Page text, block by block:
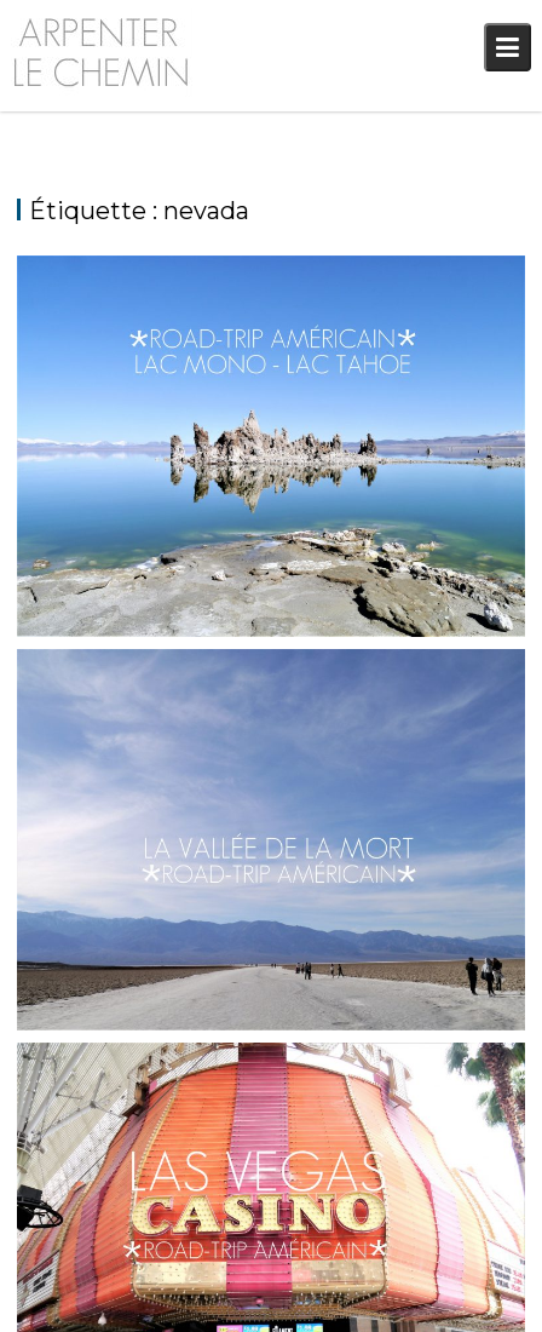
Skip
content
Étiquette : nevada
ÉTATS-UNIS // ROAD-TRIP AMÉRICAIN : BALADES
AUTOUR DES LACS DE LA SIERRA NEVADA
Amériques
ÉTATS-UNIS // ROAD-TRIP AMÉRICAIN : LA
VALLÉE DE LA MORT ET LES ALIENS
Audrey Amérique du Nord, Amériques,
Blog